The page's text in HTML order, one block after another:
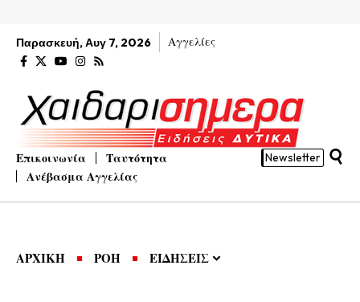
Παρασκευή, Αυγ 7, 2026 Αγγελίες
Επικοινωνία
Ταυτότητα
Ανέβασμα Αγγελίας
Newsletter
ΑΡΧΙΚΗ ΡΟΗ ΕΙΔΗΣΕΙΣ